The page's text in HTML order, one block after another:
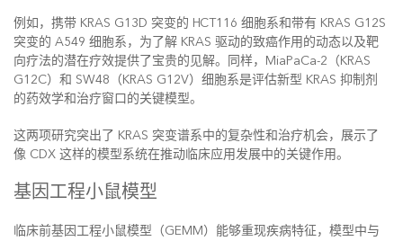
例如，携带 KRAS G13D 突变的 HCT116 细胞系和带有 KRAS G12S
突变的 A549 细胞系，为了解 KRAS 驱动的致癌作用的动态以及靶
向疗法的潜在疗效提供了宝贵的见解。同样，MiaPaCa-2（KRAS
G12C）和 SW48（KRAS G12V）细胞系是评估新型 KRAS 抑制剂
的药效学和治疗窗口的关键模型。
这两项研究突出了 KRAS 突变谱系中的复杂性和治疗机会，展示了
像 CDX 这样的模型系统在推动临床应用发展中的关键作用。
基因工程小鼠模型
临床前基因工程小鼠模型（GEMM）能够重现疾病特征，模型中与